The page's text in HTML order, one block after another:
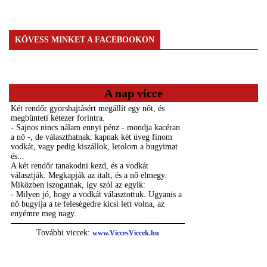
KÖVESS MINKET A FACEBOOKON
A nap vicce